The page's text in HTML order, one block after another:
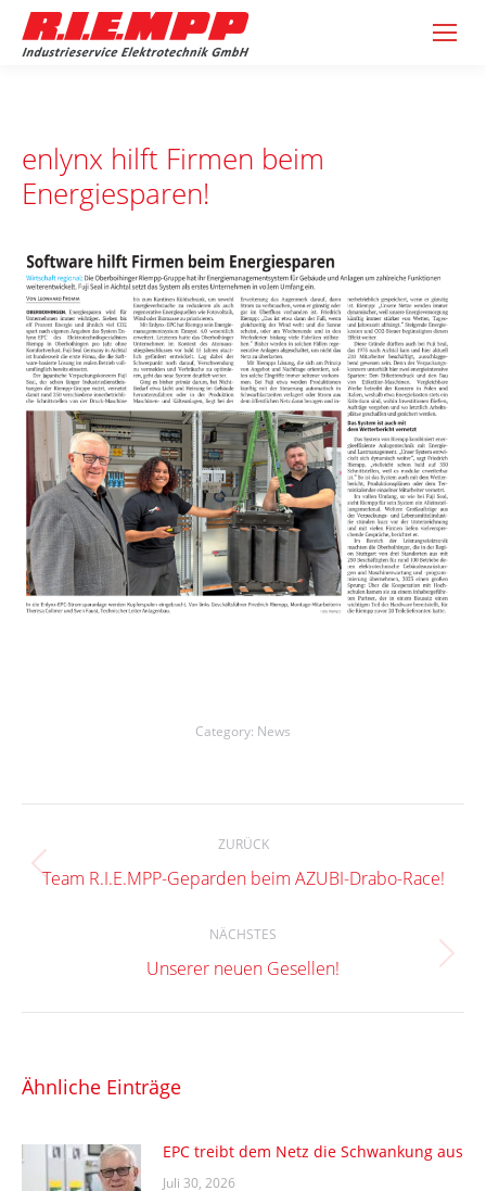
enlynx hilft Firmen beim
Energiesparen!
Category: News
ZURÜCK
Vorheriger
Team R.I.E.MPP-Geparden beim AZUBI-Drabo-Race!
NÄCHSTES
Nächster
Unserer neuen Gesellen!
Ähnliche Einträge
EPC treibt dem Netz die Schwankung aus
Juli 30, 2026